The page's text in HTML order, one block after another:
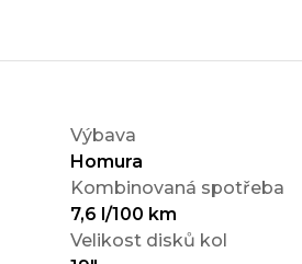
Výbava
Homura
Kombinovaná spotřeba
7,6 l/100 km
Velikost disků kol